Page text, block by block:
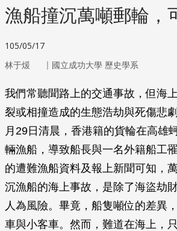
漁船撞沉萬噸郵輪，
105/05/17
林于煖 ｜ 國立成功大學 歷史學系
我們常聽聞路上的交通事故，但海
裂或相撞造成的生態浩劫與死傷悲
月29日清晨，香港籍的貨輪在高雄
輛漁船，導致船長與一名外籍船工
的遭難漁船資料及報上新聞可知，
沉漁船的海上事故，是除了海盜劫
人為風險。畢竟，船隻噸位的差異
車與小客車。然而，難道在海上，